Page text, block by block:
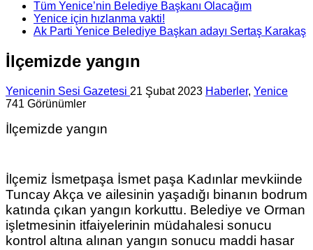
Tüm Yenice’nin Belediye Başkanı Olacağım
Yenice için hızlanma vakti!
Ak Parti Yenice Belediye Başkan adayı Sertaş Karakaş
İlçemizde yangın
Yenicenin Sesi Gazetesi 21 Şubat 2023 Haberler, Yenice
741 Görünümler
İlçemizde yangın
İlçemiz İsmetpaşa İsmet paşa Kadınlar mevkiinde
Tuncay Akça ve ailesinin yaşadığı binanın bodrum
katında çıkan yangın korkuttu. Belediye ve Orman
işletmesinin itfaiyelerinin müdahalesi sonucu
kontrol altına alınan yangın sonucu maddi hasar